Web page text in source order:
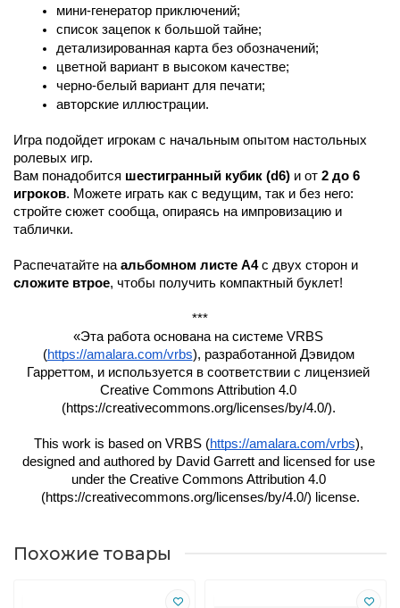
мини-генератор приключений;
список зацепок к большой тайне;
детализированная карта без обозначений;
цветной вариант в высоком качестве;
черно-белый вариант для печати;
авторские иллюстрации.
Игра подойдет игрокам с начальным опытом настольных
ролевых игр.
Вам понадобится шестигранный кубик (d6) и от 2 до 6
игроков. Можете играть как с ведущим, так и без него:
стройте сюжет сообща, опираясь на импровизацию и
таблички.
Распечатайте на альбомном листе А4
сложите втрое, чтобы получить компактный буклет!
***
«Эта работа основана на системе VRBS
(https://amalara.com/vrbs), разработанной Дэвидом
Гарреттом, и используется в соответствии с лицензией
Creative Commons Attribution 4.0
(https://creativecommons.org/licenses/by/4.0/).
This work is based on VRBS (https://amalara.com/vrbs),
designed and authored by David Garrett and licensed for use
under the Creative Commons Attribution 4.0
(https://creativecommons.org/licenses/by/4.0/) license.
Похожие товары